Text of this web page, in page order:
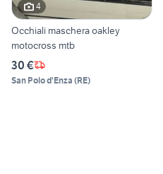
4
Occhiali maschera oakley
motocross mtb
30 €
San Polo d'Enza (RE)